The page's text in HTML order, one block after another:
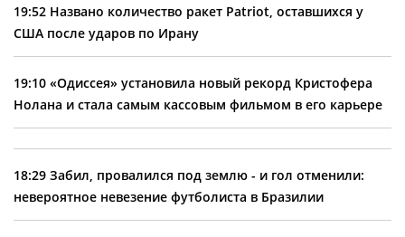
19:52 Названо количество ракет Patriot, оставшихся у
США после ударов по Ирану
19:10 «Одиссея» установила новый рекорд Кристофера
Нолана и стала самым кассовым фильмом в его карьере
18:29 Забил, провалился под землю - и гол отменили:
невероятное невезение футболиста в Бразилии